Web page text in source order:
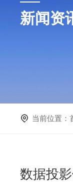
新闻资
当前位置：
数据投